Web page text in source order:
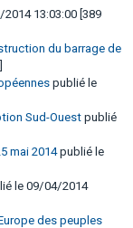
13:03:00 [389
du barrage de
publié le
Sud-Ouest publié
mai 2014publié le
le 09/04/2014
des peuples